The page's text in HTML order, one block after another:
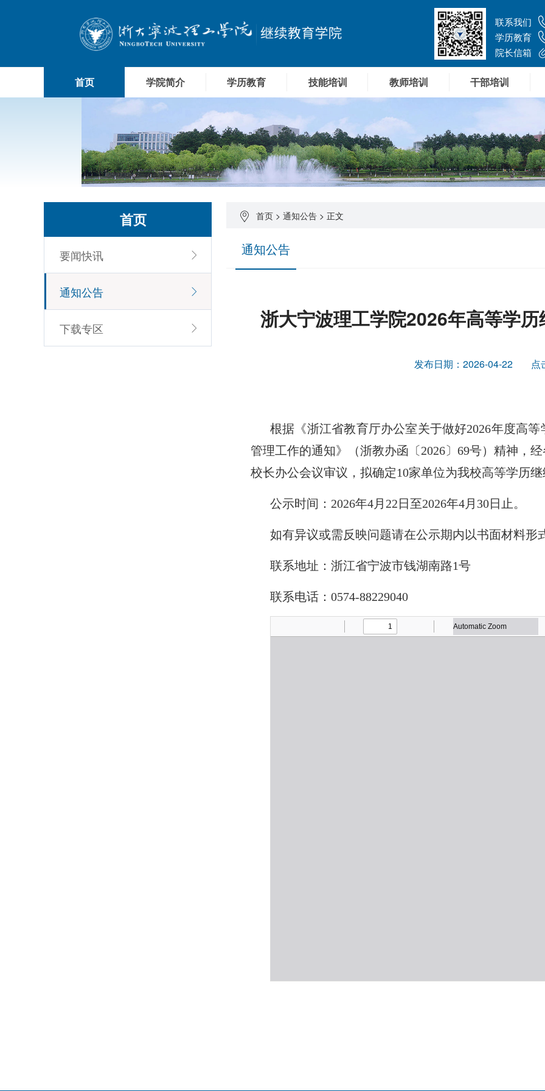
联系我们
学历教育
院长信箱
首页 学院简介 学历教育 技能培训 教师培训 干部培训
首页 > 通知公告 > 正文
通知公告
浙大宁波理工学院2026年高等学
发布日期：2026-04-22 点
根据《浙江省教育厅办公室关于做好2026年度高
管理工作的通知》（浙教办函〔2026〕69号）精神，
校长办公会议审议，拟确定10家单位为我校高等学历
公示时间：2026年4月22日至2026年4月30日止。
如有异议或需反映问题请在公示期内以书面材料形
联系地址：浙江省宁波市钱湖南路1号
联系电话：0574-88229040
首页
要闻快讯
通知公告
下载专区